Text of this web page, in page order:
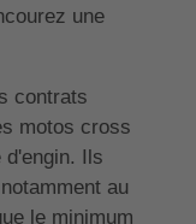
une
contrats
motos cross
d'engin. Ils
au
le minimum